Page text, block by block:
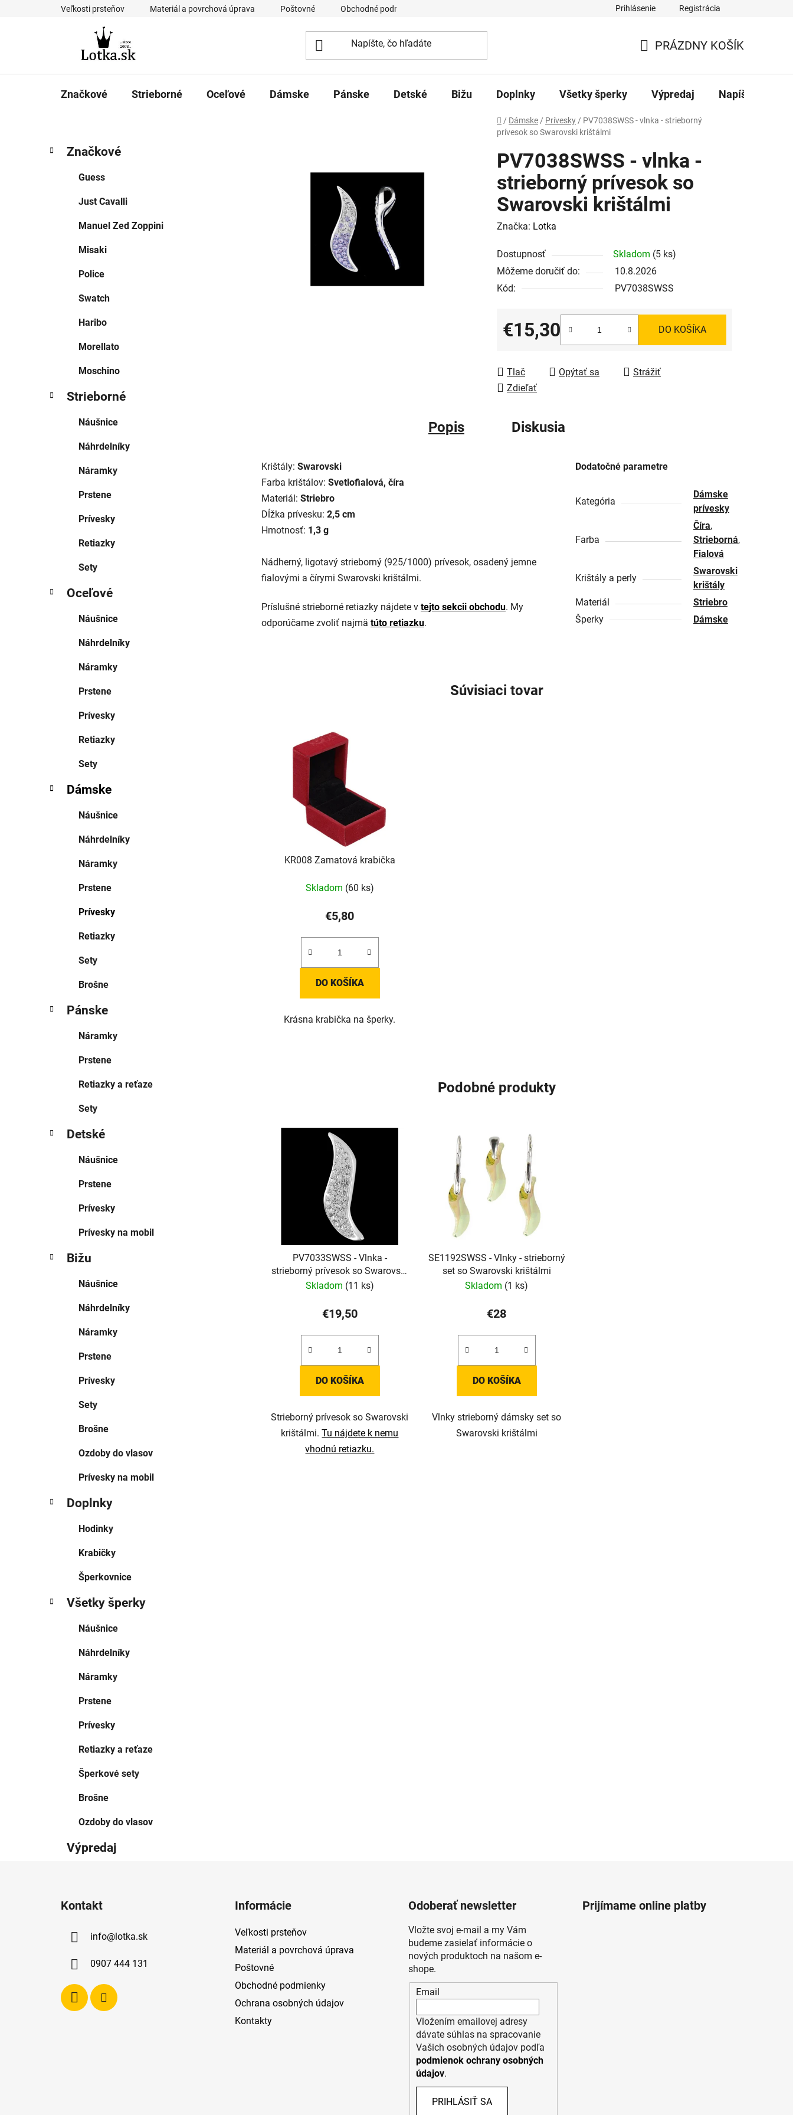
Veľkosti prsteňov Materiál a povrchová úprava Poštovné Obchodné podmienky Prihlásenie Registrácia
KOŠÍK
PRÁZDNY KOŠÍK
Značkové Strieborné Oceľové Dámske Pánske Detské Bižu Doplnky Všetky šperky Výpredaj Napíšte nám
Domov
/ Dámske / Prívesky / PV7038SWSS - vlnka - strieborný
prívesok so Swarovski krištálmi
B
kategórie
a
Značkové
Guess
Just Cavalli
Manuel Zed Zoppini
Misaki
Police
Swatch
Haribo
Morellato
Moschino
Strieborné
Náušnice
Náhrdelníky
Náramky
Prstene
Prívesky
Retiazky
Sety
Oceľové
Náušnice
Náhrdelníky
Náramky
Prstene
Prívesky
Retiazky
Sety
Dámske
Náušnice
Náhrdelníky
Náramky
Prstene
Prívesky
Retiazky
Sety
Brošne
Pánske
Náramky
Prstene
Retiazky a reťaze
Sety
Detské
Náušnice
Prstene
Prívesky
Prívesky na mobil
Bižu
Náušnice
Náhrdelníky
Náramky
Prstene
Prívesky
Sety
Brošne
Ozdoby do vlasov
Prívesky na mobil
Doplnky
Hodinky
Krabičky
Šperkovnice
Všetky šperky
Náušnice
Náhrdelníky
Náramky
Prstene
Prívesky
Retiazky a reťaze
Šperkové sety
Brošne
Ozdoby do vlasov
Výpredaj
PV7038SWSS - vlnka -
strieborný prívesok so
Swarovski krištálmi
Značka: Lotka
Dostupnosť Skladom (5 ks)
Môžeme doručiť do:
10.8.2026
Kód:
PV7038SWSS
€15,30
Jednotková cena:
DO KOŠÍKA
Tlač Opýtať sa
Strážiť
Zdieľať
Popis Diskusia
Krištály: Swarovski
Farba krištálov: Svetlofialová, číra
Materiál: Striebro
Dĺžka prívesku: 2,5 cm
Hmotnosť: 1,3 g
Nádherný, ligotavý strieborný (925/1000) prívesok, osadený jemne
fialovými a čírymi Swarovski krištálmi.
Príslušné strieborné retiazky nájdete v tejto sekcii obchodu. My
odporúčame zvoliť najmä túto retiazku.
Dodatočné parametre
Kategória
Dámske
prívesky
Farba
Číra,
Strieborná,
Fialová
Krištály a perly
Swarovski
krištály
Materiál
Striebro
Šperky
Dámske
Súvisiaci tovar
KR008 Zamatová krabička
Skladom (60 ks)
€5,80
DO KOŠÍKA
Krásna krabička na šperky.
Podobné produkty
PV7033SWSS - Vlnka -
strieborný prívesok so Swarovski
krištálmi
Skladom (11 ks)
€19,50
DO KOŠÍKA
Strieborný prívesok so Swarovski
krištálmi.Tu nájdete k nemu
vhodnú retiazku.
SE1192SWSS - Vlnky - strieborný
set so Swarovski krištálmi
Skladom (1 ks)
€28
DO KOŠÍKA
Vlnky strieborný dámsky set so
Swarovski krištálmi
Kontakt
info@lotka.sk
0907 444 131
Informácie
Veľkosti prsteňov
Materiál a povrchová úprava
Poštovné
Obchodné podmienky
Ochrana osobných údajov
Kontakty
Odoberať newsletter
Vložte svoj e-mail a my Vám
budeme zasielať informácie o
nových produktoch na našom e-
shope.
Email
Vložením emailovej adresy
dávate súhlas na spracovanie
Vašich osobných údajov podľa
podmienok ochrany osobných
údajov.
PRIHLÁSIŤ SA
Prijímame online platby